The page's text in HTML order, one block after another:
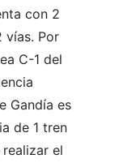
con 2
vías. Por
C-1 del
Gandía es
de 1 tren
el